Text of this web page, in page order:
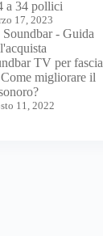
a 34 pollici
17, 2023
TV per fascia
migliorare il
11, 2022